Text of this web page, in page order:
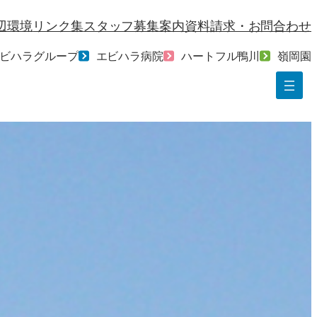
環境リンク集スタッフ募集案内資料請求・お問合わせ
ハラグループ エビハラ病院 ハートフル鴨川 嶺岡園